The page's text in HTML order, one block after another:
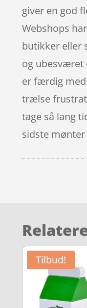
giver en god
Webshops
butikker eller
og ubesværet
er færdig med
trælse
tage så lang
sidste
Tilbud!